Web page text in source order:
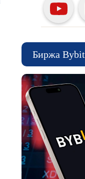
Биржа Bybit